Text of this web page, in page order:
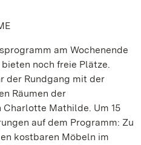
am Wochenende
noch freie Plätze.
der Rundgang mit der
Räumen der
Mathilde. Um 15
auf dem Programm: Zu
kostbaren Möbeln im